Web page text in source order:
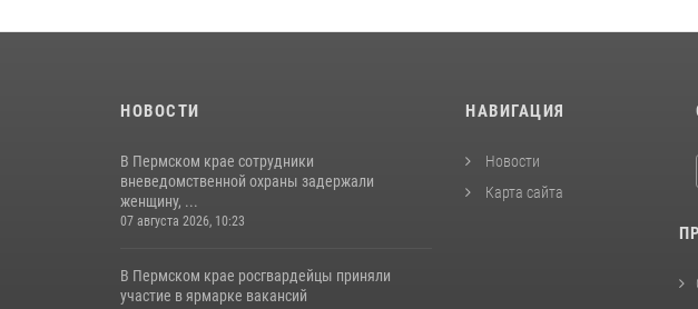
НОВОСТИ
В Пермском крае сотрудники
вневедомственной охраны задержали
женщину, ...
07 августа 2026, 10:23
В Пермском крае росгвардейцы приняли
участие в ярмарке вакансий
НАВИГАЦИЯ
Новости
Карта сайта